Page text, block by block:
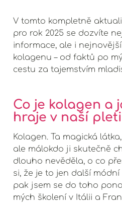
V tomto kompletně
pro rok 2025 se dozvíte
informace, ale i
kolagenu – od faktů po
cestu za tajemstvím
Co je kolagen a
hraje v naší
Kolagen. Ta magická
ale málokdo ji skutečně
dlouho nevěděla, o co
si, že je to jen další
pak jsem se do toho
mých školení v Itálii a